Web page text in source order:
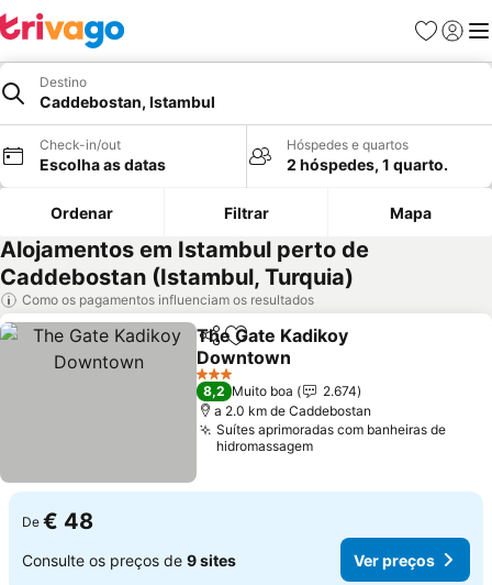
Favoritos
Iniciar
Destino
Caddebostan, Istambul
Check-in/out
Escolha as datas
Hóspedes e quartos
2 hóspedes, 1 quarto.
Ordenar Filtrar Mapa
Alojamentos em Istambul perto de
Caddebostan (Istambul, Turquia)
Como os pagamentos influenciam os resultados
PartilharAdicionar aos favoritos
The Gate Kadikoy
Downtown
3 Estrelas
8,2 Muito boa
2.674
a 2.0 km de Caddebostan
Suítes aprimoradas com banheiras de
hidromassagem
De € 48
Consulte os preços de 9 sites Ver preços